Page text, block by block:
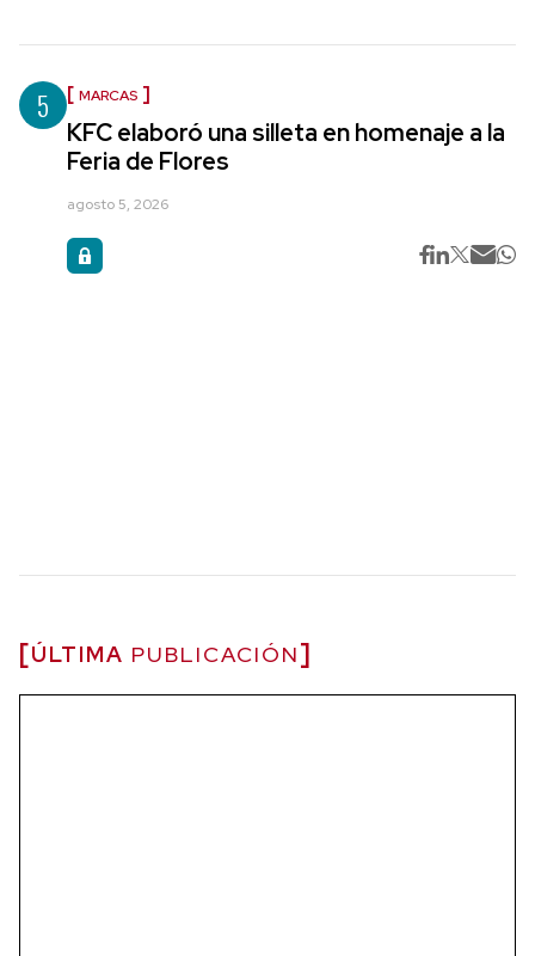
5 MARCAS
KFC elaboró una silleta en homenaje a la
Feria de Flores
agosto 5, 2026
ÚLTIMA PUBLICACIÓN